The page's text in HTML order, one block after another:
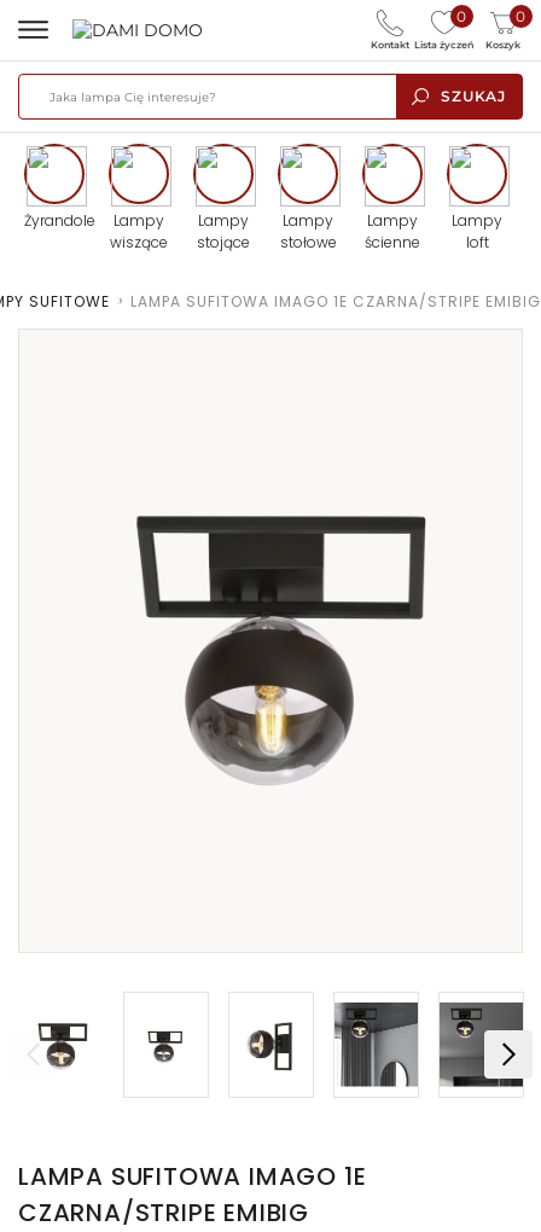
SZUKAJ
0
Lista życzeń
0
Koszyk
Kontakt
Żyrandole
Lampy
wiszące
Lampy
stojące
Lampy
stołowe
Lampy
ścienne
Lampy
loft
SUFITOWE > LAMPA SUFITOWA IMAGO 1E CZARNA/STRIPE EMIBIG
LAMPA SUFITOWA IMAGO 1E
CZARNA/STRIPE EMIBIG